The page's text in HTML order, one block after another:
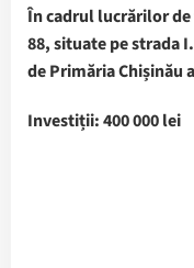
În cadrul lucrărilor
88, situate pe strada
de Primăria Chișinău
Investiții: 400 000 lei